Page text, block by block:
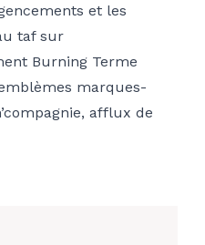
et les
taf sur
Burning Terme
marques-
afflux de